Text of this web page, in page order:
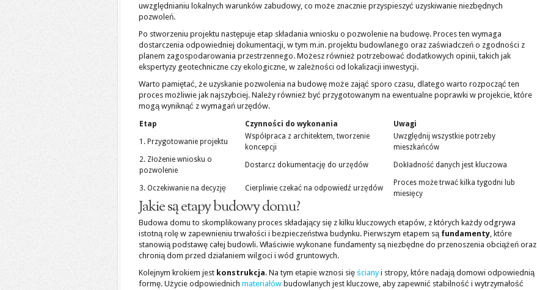
uwzględnianiu lokalnych warunków zabudowy, co może znacznie przyspieszyć uzyskiwanie niezbędnych
pozwoleń.
Po stworzeniu projektu następuje etap składania wniosku o pozwolenie na budowę. Proces ten wymaga
dostarczenia odpowiedniej dokumentacji, w tym m.in. projektu budowlanego oraz zaświadczeń o zgodności z
planem zagospodarowania przestrzennego. Możesz również potrzebować dodatkowych opinii, takich jak
ekspertyzy geotechniczne czy ekologiczne, w zależności od lokalizacji inwestycji.
Warto pamiętać, że uzyskanie pozwolenia na budowę może zająć sporo czasu, dlatego warto rozpocząć ten
proces możliwie jak najszybciej. Należy również być przygotowanym na ewentualne poprawki w projekcie, które
mogą wyniknąć z wymagań urzędów.
Etap Czynności do wykonania Uwagi
1. Przygotowanie projektu
Współpraca z architektem, tworzenie
koncepcji
Uwzględnij wszystkie potrzeby
mieszkańców
2. Złożenie wniosku o
pozwolenie
Dostarcz dokumentację do urzędów Dokładność danych jest kluczowa
3. Oczekiwanie na decyzję Cierpliwie czekać na odpowiedź urzędów
Proces może trwać kilka tygodni lub
miesięcy
Jakie są etapy budowy domu?
Budowa domu to skomplikowany proces składający się z kilku kluczowych etapów, z których każdy odgrywa
istotną rolę w zapewnieniu trwałości i bezpieczeństwa budynku. Pierwszym etapem są fundamenty, które
stanowią podstawę całej budowli. Właściwie wykonane fundamenty są niezbędne do przenoszenia obciążeń oraz
chronią dom przed działaniem wilgoci i wód gruntowych.
Kolejnym krokiem jest konstrukcja. Na tym etapie wznosi się ścianyi stropy, które nadają domowi odpowiednią
formę. Użycie odpowiednich materiałów budowlanych jest kluczowe, aby zapewnić stabilność i wytrzymałość